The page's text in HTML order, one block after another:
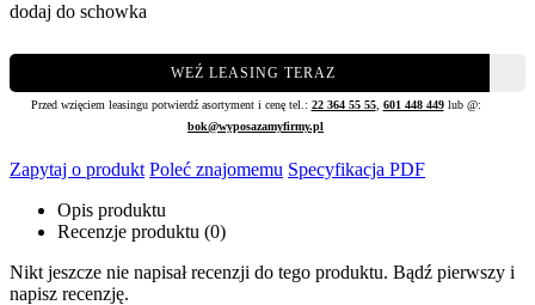
dodaj do schowka
WEŹ LEASING TERAZ
Przed wzięciem leasingu potwierdź asortyment i cenę tel.: 22 364 55 55, 601 448 449lub @:
bok@wyposazamyfirmy.pl
Zapytaj o produkt Poleć znajomemu Specyfikacja PDF
Opis produktu
Recenzje produktu (0)
Nikt jeszcze nie napisał recenzji do tego produktu. Bądź pierwszy i
napisz recenzję.